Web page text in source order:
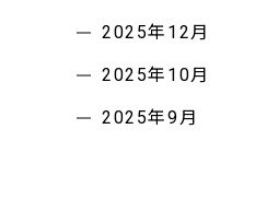
2025年12月
2025年10月
2025年9月